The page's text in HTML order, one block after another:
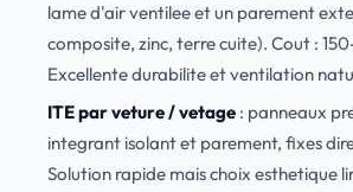
lame d'air ventilee et un parement
composite, zinc, terre cuite). Cout :
Excellente durabilite et ventilation
ITE par veture / vetage: panneaux
integrant isolant et parement, fixes
Solution rapide mais choix esthetique